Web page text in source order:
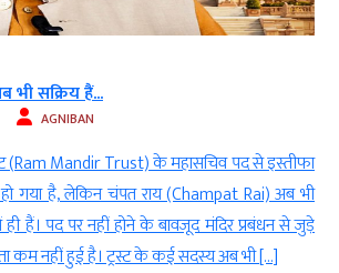
भी सक्रिय हैं...
AGNIBAN
(Ram Mandir Trust) के महासचिव पद से इस्तीफा
गया है, लेकिन चंपत राय (Champat Rai) अब भी
हैं। पद पर नहीं होने के बावजूद मंदिर प्रबंधन से जुड़े
कम नहीं हुई है। ट्रस्ट के कई सदस्य अब भी […]